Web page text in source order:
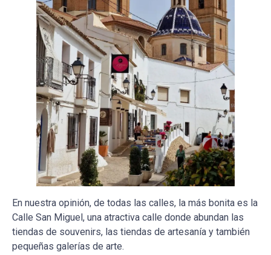
En nuestra opinión, de todas las calles, la más bonita es la
Calle San Miguel, una atractiva calle donde abundan las
tiendas de souvenirs, las tiendas de artesanía y también
pequeñas galerías de arte.